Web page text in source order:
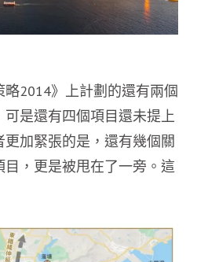
2014》上計劃的還有兩個
是還有四個項目還未提上
加緊張的是，還有幾個關
，更是被甩在了一旁。這